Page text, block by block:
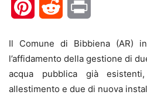
PinterestReddit
Il Comune di Bibbiena (AR)
l’affidamento della gestione di
acqua pubblica già
allestimento e due di nuova